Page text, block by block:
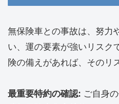
無保険車との事故は、努力
い、運の要素が強いリスク
険の備えがあれば、そのリ
最重要特約の確認: ご自身